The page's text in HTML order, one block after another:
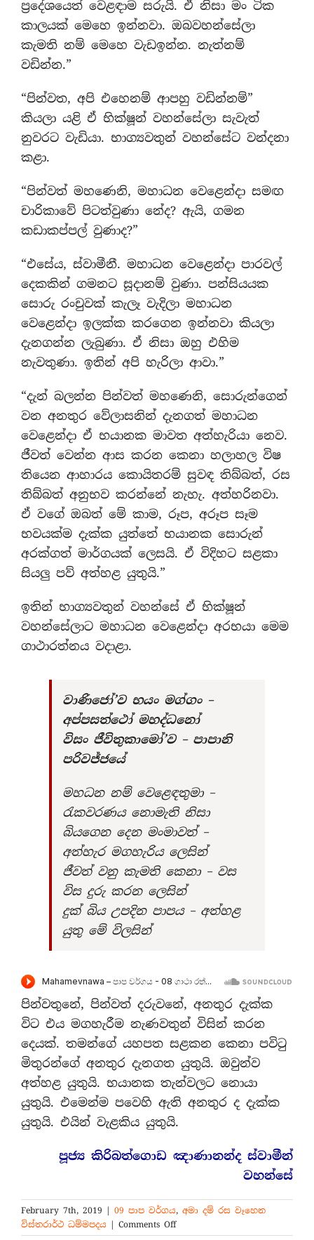
ප්‍රදේශයෙත් වෙළඳාම සරුයි. ඒ නිසා මං ටික
කාලයක් මෙහෙ ඉන්නවා. ඔබවහන්සේලා
කැමති නම් මෙහෙ වැඩඉන්න. නැත්නම්
වඩින්න.”
“පින්වත, අපි එහෙනම් ආපහු වඩින්නම්”
කියලා යළි ඒ භික්ෂූන් වහන්සේලා සැවැත්
නුවරට වැඩියා. භාග්‍යවතුන් වහන්සේට වන්දනා
කළා.
“පින්වත් මහණෙනි, මහාධන වෙළෙන්දා සමඟ
චාරිකාවේ පිටත්වුණා නේද? ඇයි, ගමන
කඩාකප්පල් වුණාද?”
“එසේය, ස්වාමීනී. මහාධන වෙළෙන්දා පාරවල්
දෙකකින් ගමනට සූදානම් වුණා. පන්සියයක
සොරු රංචුවක් කැලෑ වැදිලා මහාධන
වෙළෙන්දා ඉලක්ක කරගෙන ඉන්නවා කියලා
දැනගන්න ලැබුණා. ඒ නිසා ඔහු එහිම
නැවතුණා. ඉතින් අපි හැරිලා ආවා.”
“දැන් බලන්න පින්වත් මහණෙනි, සොරුන්ගෙන්
වන අනතුර වේලාසනින් දැනගත් මහාධන
වෙළෙන්දා ඒ භයානක මාවත අත්හැරියා නෙව.
ජීවත් වෙන්න ආස කරන කෙනා හලාහල විෂ
තියෙන ආහාරය කොයිතරම් සුවඳ තිබ්බත්, රස
තිබ්බත් අනුභව කරන්නේ නැහැ. අත්හරිනවා.
ඒ වගේ ඔබත් මේ කාම, රූප, අරූප සෑම
භවයක්ම දැක්ක යුත්තේ භයානක සොරුන්
අරක්ගත් මාර්ගයක් ලෙසයි. ඒ විදිහට සළකා
සියලු පව් අත්හළ යුතුයි.”
ඉතින් භාග්‍යවතුන් වහන්සේ ඒ භික්ෂූන්
වහන්සේලාට මහාධන වෙළෙන්දා අරභයා මෙම
ගාථාරත්නය වදාළා.
වාණිජෝ’ව භයං මග්ගං –
අප්පසත්ථෝ මහද්ධනෝ
විසං ජීවිතුකාමෝ’ව – පාපානි
පරිවජ්ජයේ
මහධන නම් වෙළෙඳතුමා –
රැකවරණය නොමැති නිසා
බියගෙන දෙන මංමාවත් –
අත්හැර මගහැරිය ලෙසින්
ජීවත් වනු කැමති කෙනා – වස
විස දුරු කරන ලෙසින්
දුක් බිය උපදින පාපය – අත්හළ
යුතු මේ විලසින්
පින්වතුනේ, පින්වත් දරුවනේ, අනතුර දැක්ක
විට එය මගහැරීම නැණවතුන් විසින් කරන
දෙයක්. තමන්ගේ යහපත සළකන කෙනා පවිටු
මිතුරන්ගේ අනතුර දැනගත යුතුයි. ඔවුන්ව
අත්හළ යුතුයි. භයානක තැන්වලට නොයා
යුතුයි. එමෙන්ම පවෙහි ඇති අනතුර ද දැක්ක
යුතුයි. එයින් වැළකිය යුතුයි.
පූජ්‍ය කිරිබත්ගොඩ ඤාණානන්ද ස්වාමීන්
වහන්සේ
February 7th, 2019 | 09 පාප වර්ගය, අමා දම් රස වෑහෙන
විස්තරාර්ථ ධම්මපදය | Comments Offon